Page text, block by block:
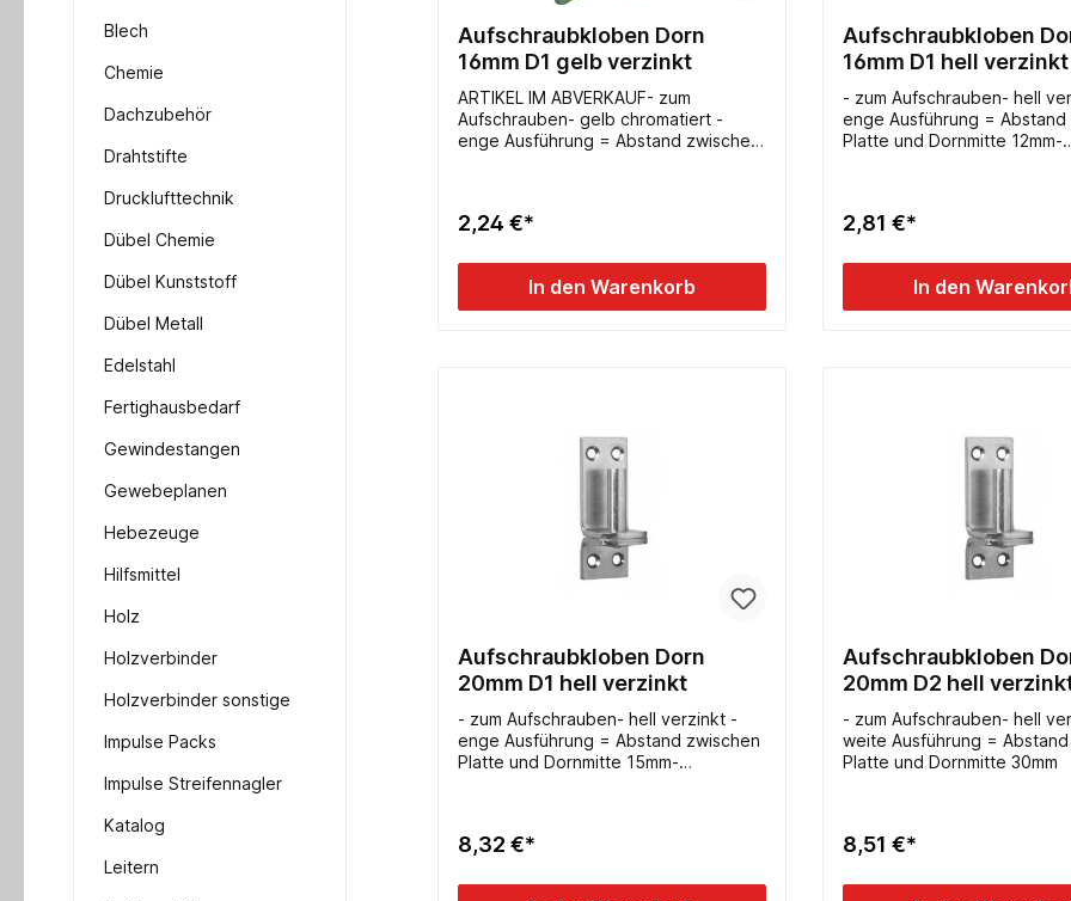
Blech
Chemie
Dachzubehör
Drahtstifte
Drucklufttechnik
Dübel Chemie
Dübel Kunststoff
Dübel Metall
Edelstahl
Fertighausbedarf
Gewindestangen
Gewebeplanen
Hebezeuge
Hilfsmittel
Holz
Holzverbinder
Holzverbinder sonstige
Impulse Packs
Impulse Streifennagler
Katalog
Leitern
Aufschraubkloben Dorn
16mm D1 gelb verzinkt
ARTIKEL IM ABVERKAUF- zum
Aufschrauben- gelb chromatiert -
enge Ausführung = Abstand zwischen
2,24 €*
In den Warenkorb
Aufschraubkloben
16mm D1 hell verzinkt
- zum Aufschrauben- hell
enge Ausführung =
Platte und Dornmitte 12mm-
2,81 €*
In den
Aufschraubkloben Dorn
20mm D1 hell verzinkt
- zum Aufschrauben- hell verzinkt -
enge Ausführung = Abstand zwischen
Platte und Dornmitte 15mm-
8,32 €*
Aufschraubkloben
20mm D2 hell
- zum Aufschrauben- hell
weite Ausführung =
Platte und Dornmitte 30mm
8,51 €*